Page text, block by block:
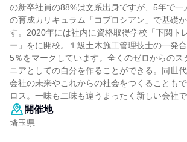
の新卒社員の88%は文系出身ですが、5年で一
の育成カリキュラム「コプロシアン」で基礎
す。2020年には社内に資格取得学校「下関ト
ー」をに開校。１級土木施工管理技士の一発
5％をマークしています。全くのゼロからのス
ニアとしての自分を作ることができる。同世代
会社の未来やこれからの社会をつくることも
ロス。一味も二味も違うまったく新しい会社で
開催地
埼玉県